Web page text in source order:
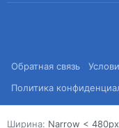
Обратная связь
Политика
Ширина